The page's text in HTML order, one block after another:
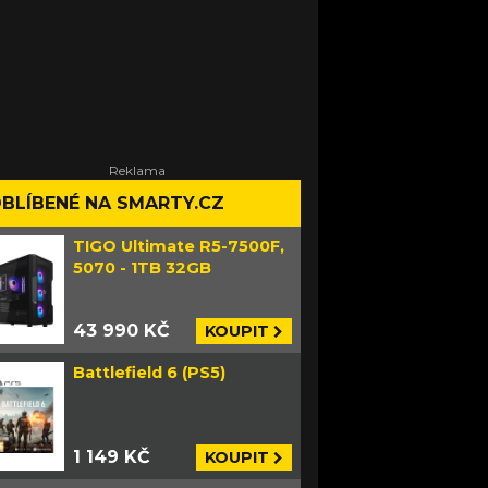
NA SMARTY.CZ
TIGO Ultimate R5-7500F,
5070 - 1TB 32GB
43 990 KČ KOUPIT
Battlefield 6 (PS5)
1 149 KČ KOUPIT